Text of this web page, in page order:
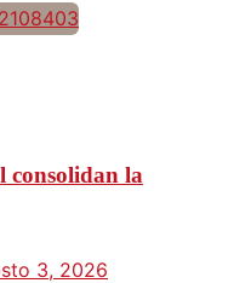
consolidan la
3, 2026